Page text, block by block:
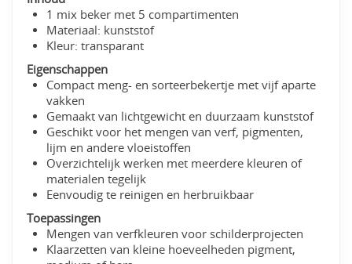
1 mix beker met 5 compartimenten
Materiaal: kunststof
Kleur: transparant
Eigenschappen
Compact meng- en sorteerbekertje met vijf aparte
vakken
Gemaakt van lichtgewicht en duurzaam kunststof
Geschikt voor het mengen van verf, pigmenten,
lijm en andere vloeistoffen
Overzichtelijk werken met meerdere kleuren of
materialen tegelijk
Eenvoudig te reinigen en herbruikbaar
Toepassingen
Mengen van verfkleuren voor schilderprojecten
Klaarzetten van kleine hoeveelheden pigment,